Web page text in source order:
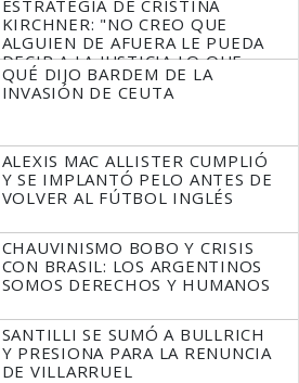
ESTRATEGIA DE CRISTINA
KIRCHNER: "NO CREO QUE
ALGUIEN DE AFUERA LE PUEDA
DECIR A LA JUSTICIA LO QUE
TIENE QUE HACER"
QUÉ DIJO BARDEM DE LA
INVASIÓN DE CEUTA
ALEXIS MAC ALLISTER CUMPLIÓ
Y SE IMPLANTÓ PELO ANTES DE
VOLVER AL FÚTBOL INGLÉS
CHAUVINISMO BOBO Y CRISIS
CON BRASIL: LOS ARGENTINOS
SOMOS DERECHOS Y HUMANOS
SANTILLI SE SUMÓ A BULLRICH
Y PRESIONA PARA LA RENUNCIA
DE VILLARRUEL